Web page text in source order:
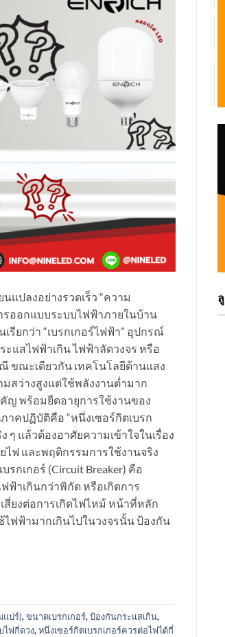
แปลงอย่างรวดเร็ว “ความ
รออกแบบระบบไฟฟ้าภายในบ้าน
ยกว่า “เบรกเกอร์ไฟฟ้า” อุปกรณ์
แสไฟฟ้าเกิน ไฟฟ้าลัดวงจร หรือ
ขณะเดียวกัน เทคโนโลยีด้านแสง
สว่างสูงแต่ใช้พลังงานต่ำมาก
ญ พร้อมยืดอายุการใช้งานของ
าคปฏิบัติคือ “หนึ่งเซอร์กิตเบรก
ๆ แล้วต้องอาศัยความเข้าใจในเรื่อง
ไฟ และพฤติกรรมการใช้งานจริง
กเกอร์ (Circuit Breaker) คือ
าเกินกว่าพิกัด หรือเกิดการ
ยงต่อการเกิดไฟไหม้ หน้าที่หลัก
ไฟฟ้ามากเกินไปในวงจรนั้น ป้องกัน
แปร์), ขนาดเบรกเกอร์, ป้องกันกระแสเกิน,
ไฟกี่ดวง, หนึ่งเซอร์กิตเบรกเกอร์ควรต่อไฟได้กี่